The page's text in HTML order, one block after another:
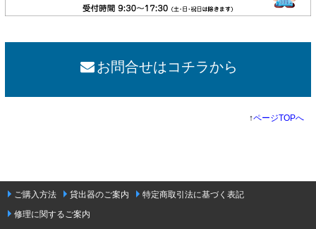
お問合せはコチラから
↑ページTOPへ
ご購入方法 貸出器のご案内
特定商取引法に基づく表記
修理に関するご案内